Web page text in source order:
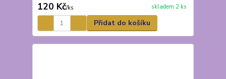
120 Kč/ks skladem 2 ks
Přidat do košíku